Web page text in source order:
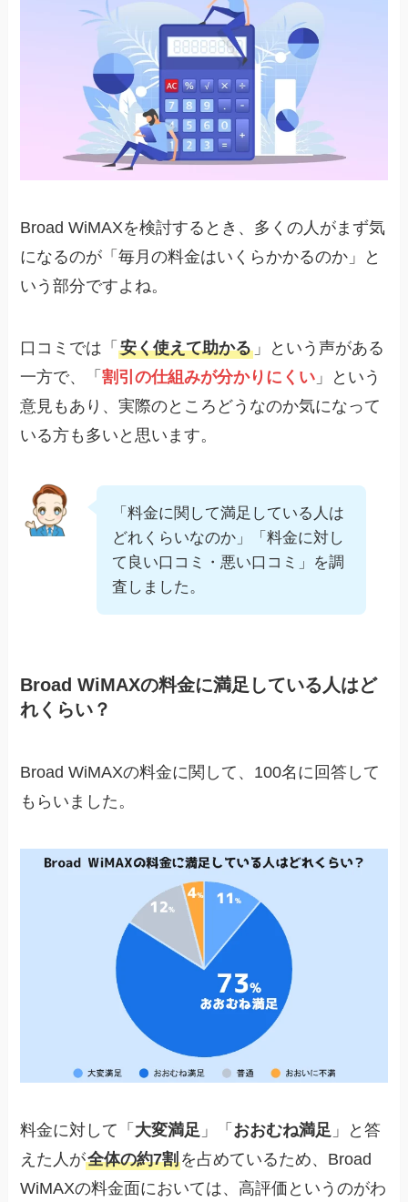
Broad WiMAXを検討するとき、多くの人がまず気
になるのが「毎月の料金はいくらかかるのか」と
いう部分ですよね。
口コミでは「安く使えて助かる 」という声がある
一方で、「割引の仕組みが分かりにくい 」という
意見もあり、実際のところどうなのか気になって
いる方も多いと思います。
「料金に関して満足している人は
どれくらいなのか」「料金に対し
て良い口コミ・悪い口コミ」を調
査しました。
Broad WiMAXの料金に満足している人はど
れくらい？
Broad WiMAXの料金に関して、100名に回答して
もらいました。
料金に対して「 大変満足 」「 おおむね満足 」と答
えた人が全体の約7割を占めているため、Broad
WiMAXの料金面においては、高評価というのがわ